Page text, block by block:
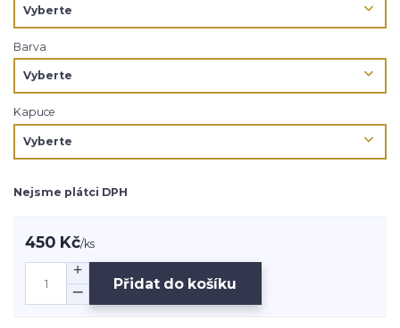
Barva
Kapuce
Nejsme plátci DPH
450 Kč/ks
Přidat do košíku